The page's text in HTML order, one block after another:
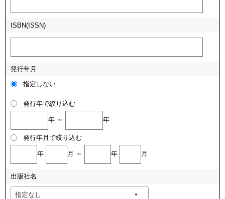
ISBN(ISSN)
発行年月
指定しない
発行年で絞り込む
年 ～ 年
発行年月で絞り込む
年 月 ～ 年 月
出版社名